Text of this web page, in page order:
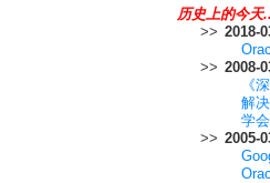
历史上的今天
>> 2018-
>> 2008-
《
解
学
>> 2005-